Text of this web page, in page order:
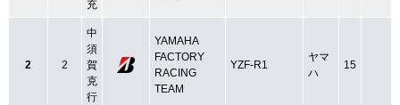
充
2 2
中
須
賀
克
行
YAMAHA
FACTORY
RACING
TEAM
YZF-R1
ヤマ
ハ
15